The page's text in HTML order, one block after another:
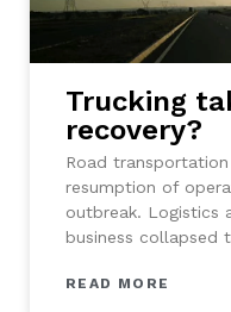
Trucking
recovery?
Road
resumption of
outbreak. Logistics
business collapsed
READ MORE